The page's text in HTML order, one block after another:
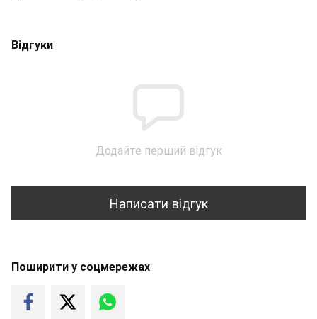
Відгуки
Додайте перший відгук
Написати відгук
Поширити у соцмережах